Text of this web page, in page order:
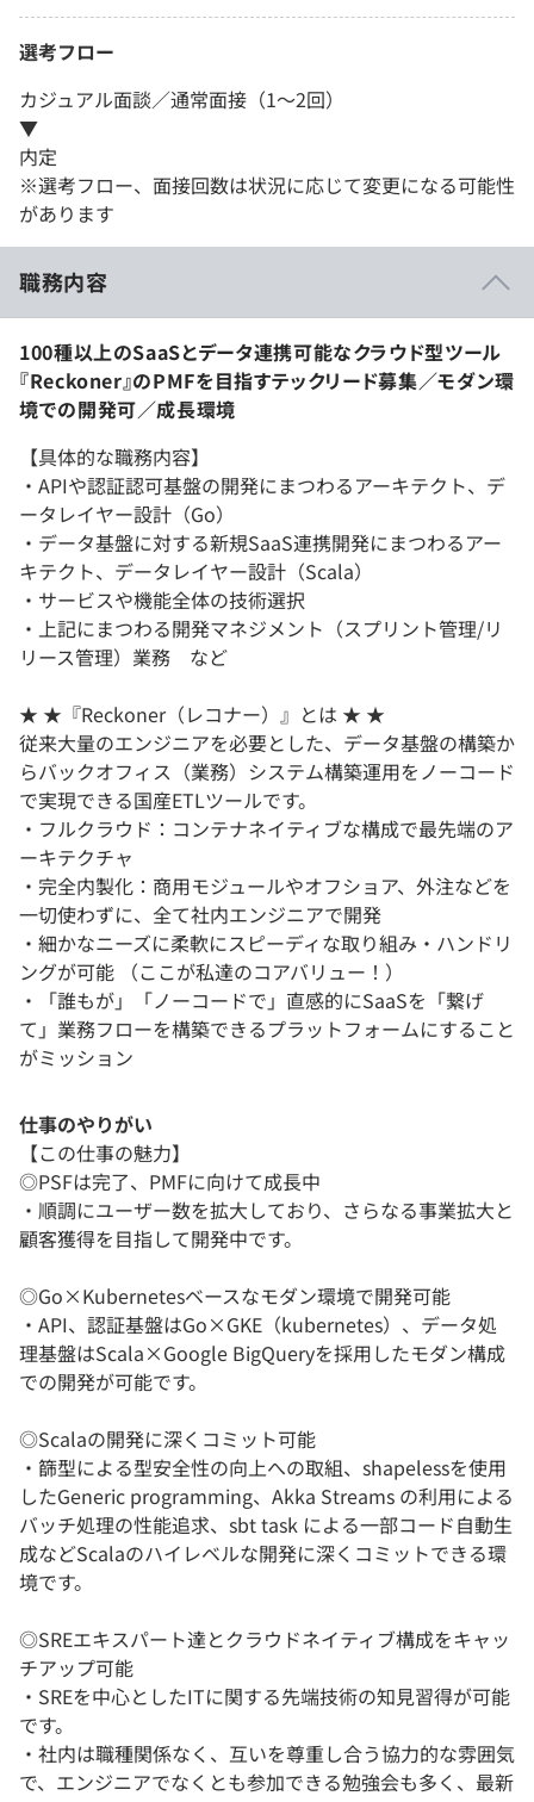
選考フロー
カジュアル面談／通常面接（1～2回）
▼
内定
※選考フロー、面接回数は状況に応じて変更になる可能性
があります
職務内容
100種以上のSaaSとデータ連携可能なクラウド型ツール
『Reckoner』のPMFを目指すテックリード募集／モダン環
境での開発可／成長環境
【具体的な職務内容】
・APIや認証認可基盤の開発にまつわるアーキテクト、デ
ータレイヤー設計（Go）
・データ基盤に対する新規SaaS連携開発にまつわるアー
キテクト、データレイヤー設計（Scala）
・サービスや機能全体の技術選択
・上記にまつわる開発マネジメント（スプリント管理/リ
リース管理）業務 など
★ ★『Reckoner（レコナー）』とは ★ ★
従来大量のエンジニアを必要とした、データ基盤の構築か
らバックオフィス（業務）システム構築運用をノーコード
で実現できる国産ETLツールです。
・フルクラウド：コンテナネイティブな構成で最先端のア
ーキテクチャ
・完全内製化：商用モジュールやオフショア、外注などを
一切使わずに、全て社内エンジニアで開発
・細かなニーズに柔軟にスピーディな取り組み・ハンドリ
ングが可能 （ここが私達のコアバリュー！）
・「誰もが」「ノーコードで」直感的にSaaSを「繋げ
て」業務フローを構築できるプラットフォームにすること
がミッション
仕事のやりがい
【この仕事の魅力】
◎PSFは完了、PMFに向けて成長中
・順調にユーザー数を拡大しており、さらなる事業拡大と
顧客獲得を目指して開発中です。
◎Go×Kubernetesベースなモダン環境で開発可能
・API、認証基盤はGo×GKE（kubernetes）、データ処
理基盤はScala×Google BigQueryを採用したモダン構成
での開発が可能です。
◎Scalaの開発に深くコミット可能
・篩型による型安全性の向上への取組、shapelessを使用
したGeneric programming、Akka Streams の利用による
バッチ処理の性能追求、sbt task による一部コード自動生
成などScalaのハイレベルな開発に深くコミットできる環
境です。
◎SREエキスパート達とクラウドネイティブ構成をキャッ
チアップ可能
・SREを中心としたITに関する先端技術の知見習得が可能
です。
・社内は職種関係なく、互いを尊重し合う協力的な雰囲気
で、エンジニアでなくとも参加できる勉強会も多く、最新